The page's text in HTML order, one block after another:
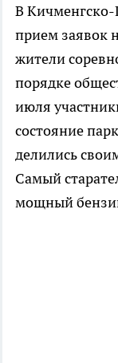
В Кичменгско-
прием заявок
жители
порядке
июля
состояние
делились
Самый
мощный